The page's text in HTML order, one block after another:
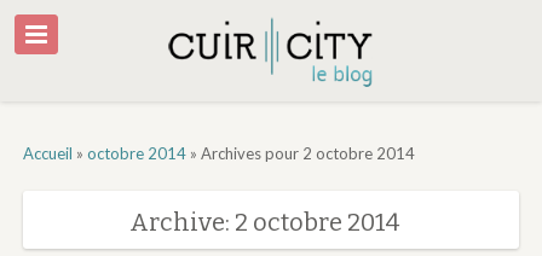
Accueil » octobre 2014» Archives pour 2 octobre 2014
Archive: 2 octobre 2014